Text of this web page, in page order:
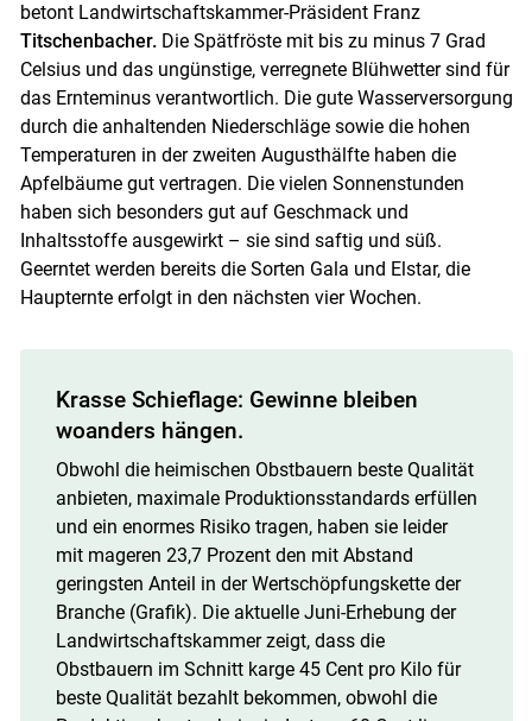
betont Landwirtschaftskammer-Präsident Franz
Titschenbacher.Die Spätfröste mit bis zu minus 7 Grad
Celsius und das ungünstige, verregnete Blühwetter sind für
das Ernteminus verantwortlich. Die gute Wasserversorgung
durch die anhaltenden Niederschläge sowie die hohen
Temperaturen in der zweiten Augusthälfte haben die
Apfelbäume gut vertragen. Die vielen Sonnenstunden
haben sich besonders gut auf Geschmack und
Inhaltsstoffe ausgewirkt – sie sind saftig und süß.
Geerntet werden bereits die Sorten Gala und Elstar, die
Haupternte erfolgt in den nächsten vier Wochen.
Krasse Schieflage: Gewinne bleiben
woanders hängen.
Obwohl die heimischen Obstbauern beste Qualität
anbieten, maximale Produktionsstandards erfüllen
und ein enormes Risiko tragen, haben sie leider
mit mageren 23,7 Prozent den mit Abstand
geringsten Anteil in der Wertschöpfungskette der
Branche (Grafik). Die aktuelle Juni-Erhebung der
Landwirtschaftskammer zeigt, dass die
Obstbauern im Schnitt karge 45 Cent pro Kilo für
beste Qualität bezahlt bekommen, obwohl die